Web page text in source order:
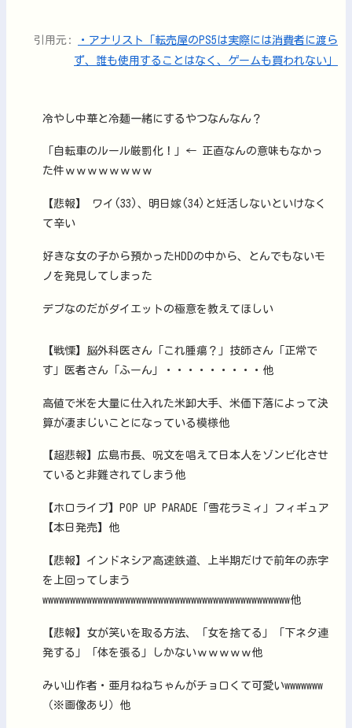
引用元:
・アナリスト「転売屋のPS5は実際には消費者に渡ら
ず、誰も使用することはなく、ゲームも買われない」
冷やし中華と冷麺一緒にするやつなんなん？
「自転車のルール厳罰化！」← 正直なんの意味もなかっ
た件ｗｗｗｗｗｗｗｗ
【悲報】 ワイ(33)、明日嫁(34)と妊活しないといけなく
て辛い
好きな女の子から預かったHDDの中から、とんでもないモ
ノを発見してしまった
デブなのだがダイエットの極意を教えてほしい
【戦慄】脳外科医さん「これ腫瘍？」技師さん「正常で
す」医者さん「ふーん」・・・・・・・・・他
高値で米を大量に仕入れた米卸大手、米価下落によって決
算が凄まじいことになっている模様他
【超悲報】広島市長、呪文を唱えて日本人をゾンビ化させ
ていると非難されてしまう他
【ホロライブ】POP UP PARADE「雪花ラミィ」フィギュア
【本日発売】他
【悲報】インドネシア高速鉄道、上半期だけで前年の赤字
を上回ってしまう
wwwwwwwwwwwwwwwwwwwwwwwwwwwwwwwwwwwwwwwwwwwww他
【悲報】女が笑いを取る方法、「女を捨てる」「下ネタ連
発する」「体を張る」しかないｗｗｗｗｗ他
みい山作者・亜月ねねちゃんがチョロくて可愛いwwwwwww
（※画像あり）他